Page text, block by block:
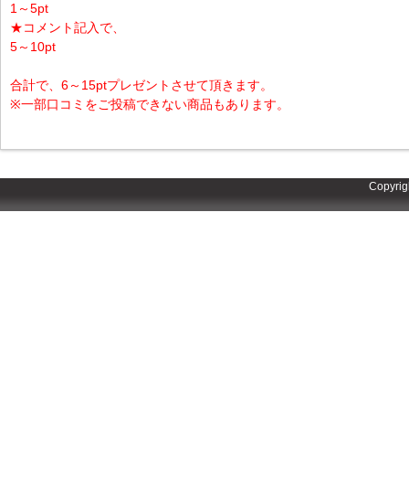
1～5pt
★コメント記入で、
5～10pt
合計で、6～15ptプレゼントさせて頂きます。
※一部口コミをご投稿できない商品もあります。